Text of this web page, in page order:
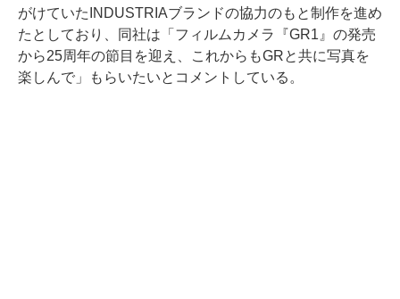
がけていたINDUSTRIAブランドの協力のもと制作を進め
たとしており、同社は「フィルムカメラ『GR1』の発売
から25周年の節目を迎え、これからもGRと共に写真を
楽しんで」もらいたいとコメントしている。